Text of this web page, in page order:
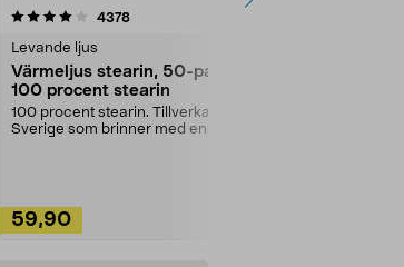
4378recensioner
Levande ljus
Värmeljus stearin, 50-pack,
100 procent stearin
100 procent stearin. Tillverkade i
Sverige som brinner med en
59,90
4.5av 5 stjärnor